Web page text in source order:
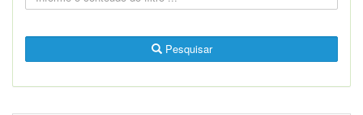
Pesquisar